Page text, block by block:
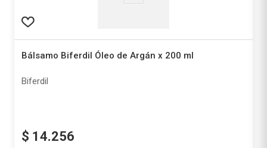
Bálsamo Biferdil Óleo de Argán x 200 ml
Biferdil
$ 14.256